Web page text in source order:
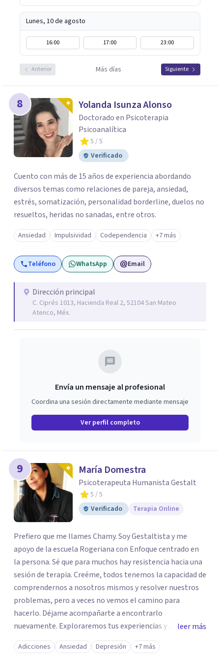
Lunes, 10 de agosto
16:00 17:00 23:00
Anterior Más días Siguiente
8 Yolanda Isunza Alonso
Doctorado en Psicoterapia
Psicoanalítica
5 / 5
Verificado
Cuento con más de 15 años de experiencia abordando
diversos temas como relaciones de pareja, ansiedad,
estrés, somatización, personalidad borderline, duelos no
resueltos, heridas no sanadas, entre otros.
Ansiedad Impulsividad Codependencia +7 más
Teléfono WhatsApp Email
Dirección principal
C. Ciprés 1013, Hacienda Real 2, 52104 San Mateo
Atenco, Méx.
Envía un mensaje al profesional
Coordina una sesión directamente mediante mensaje
Ver perfil completo
9 María Domestra
Psicoterapeuta Humanista Gestalt
5 / 5
Verificado
Terapia Online
Prefiero que me llames Chamy. Soy Gestaltista y me
apoyo de la escuela Rogeriana con Enfoque centrado en
la persona. Sé que para muchos hay resistencia hacia una
sesión de terapia. Creéme, todos tenemos la capacidad de
comprendernos a nosotros mismos y resolver nuestros
problemas, pero a veces no vemos el camino para
hacerlo. Déjame acompañarte a encontrarlo
nuevamente. Exploraremos tus experiencias y
emociones; encontrar en la novedad otra forma de
responder a ellas y enfrentarlas hoy es a lo que te invito.
leer más
Adicciones Ansiedad Depresión +7 más